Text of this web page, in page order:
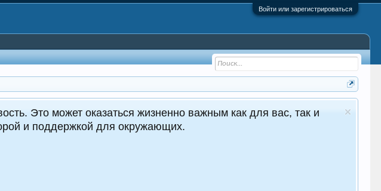
Войти или зарегистрироваться
Это может оказаться жизненно важным как для вас, так и
и поддержкой для окружающих.